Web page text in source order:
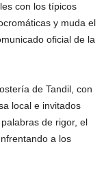
con los típicos
y muda el
oficial de la
de Tandil, con
local e invitados
de rigor, el
a los